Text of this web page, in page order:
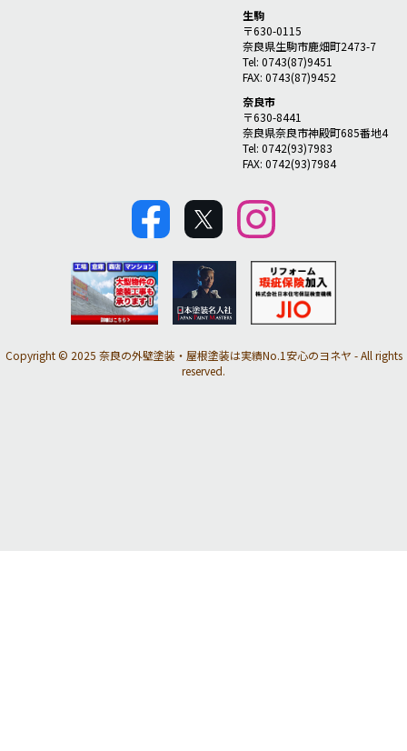
生駒
〒630-0115
奈良県生駒市鹿畑町2473-7
Tel: 0743(87)9451
FAX: 0743(87)9452
奈良市
〒630-8441
奈良県奈良市神殿町685番地4
Tel: 0742(93)7983
FAX: 0742(93)7984
Copyright © 2025 奈良の外壁塗装・屋根塗装は実績No.1安心のヨネヤ - All rights
reserved.